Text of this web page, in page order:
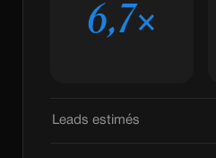
6,7×
Leads estimés